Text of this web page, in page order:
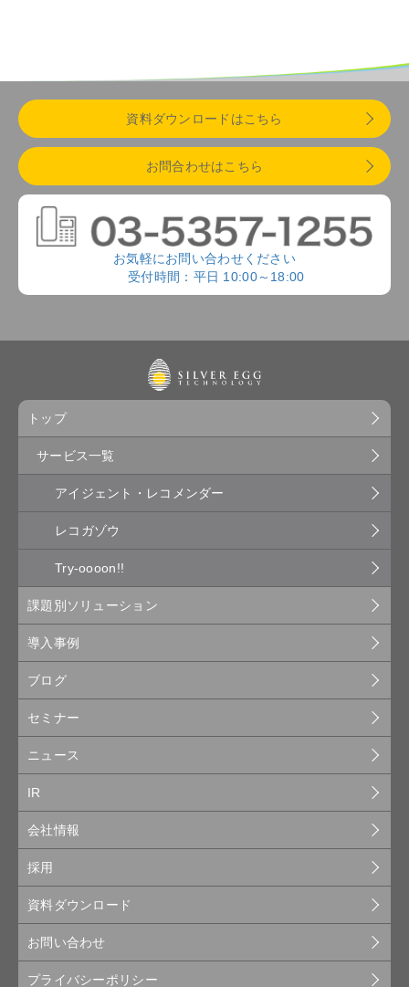
資料ダウンロードはこちら
お問合わせはこちら
お気軽にお問い合わせください
受付時間：平日 10:00～18:00
トップ
サービス一覧
アイジェント・レコメンダー
レコガゾウ
Try-oooon!!
課題別ソリューション
導入事例
ブログ
セミナー
ニュース
IR
会社情報
採用
資料ダウンロード
お問い合わせ
プライバシーポリシー